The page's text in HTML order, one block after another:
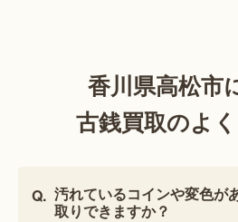
香川県高松市
古銭買取のよ
汚れているコインや変色が
取りできますか？